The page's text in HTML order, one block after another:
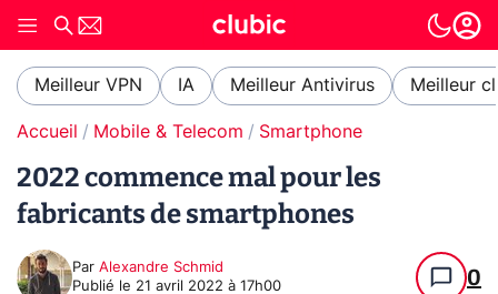
Meilleur VPN IA Meilleur Antivirus Meilleur
Accueil Mobile & Telecom Smartphone
2022 commence mal pour les
fabricants de smartphones
Par Alexandre Schmid
Publié le 21 avril 2022 à 17h00 0